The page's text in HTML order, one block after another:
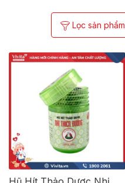
Lọc sản phẩm